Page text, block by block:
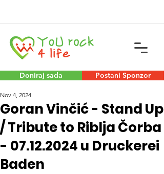
Doniraj sada Postani Sponzor
Goran Vinčić - Stand Up
/ Tribute to Riblja Čorba
- 07.12.2024 u Druckerei
Baden
Nov 4, 2024